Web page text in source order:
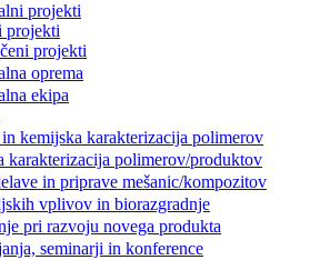
projekti
projekti
projekti
oprema
ekipa
kemijska karakterizacija polimerov
karakterizacija polimerov/produktov
in priprave mešanic/kompozitov
vplivov in biorazgradnje
pri razvoju novega produkta
seminarji in konference